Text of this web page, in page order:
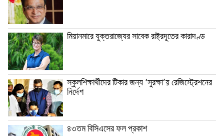
মিয়ানমারে যুক্তরাজ্যের সাবেক রাষ্ট্রদূতের কারাদণ্ড
স্কুলশিক্ষার্থীদের টিকার জন্য ‘সুরক্ষা’য় রেজিস্ট্রেশনের
নির্দেশ
৪৩তম বিসিএসের ফল প্রকাশ